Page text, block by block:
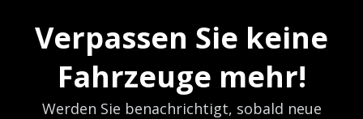
Verpassen Sie keine
Fahrzeuge mehr!
Werden Sie benachrichtigt, sobald neue